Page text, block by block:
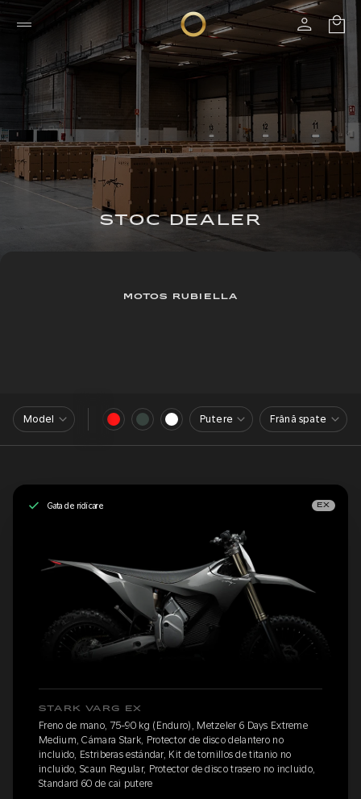
STOC DEALER
MOTOS RUBIELLA
Model Putere Frână spate
Gata de ridicare EX
STARK VARG EX
Freno de mano, 75-90 kg (Enduro), Metzeler 6 Days Extreme
Medium, Cámara Stark, Protector de disco delantero no
incluido, Estriberas estándar, Kit de tornillos de titanio no
incluido, Scaun Regular, Protector de disco trasero no incluido,
Standard 60 de cai putere